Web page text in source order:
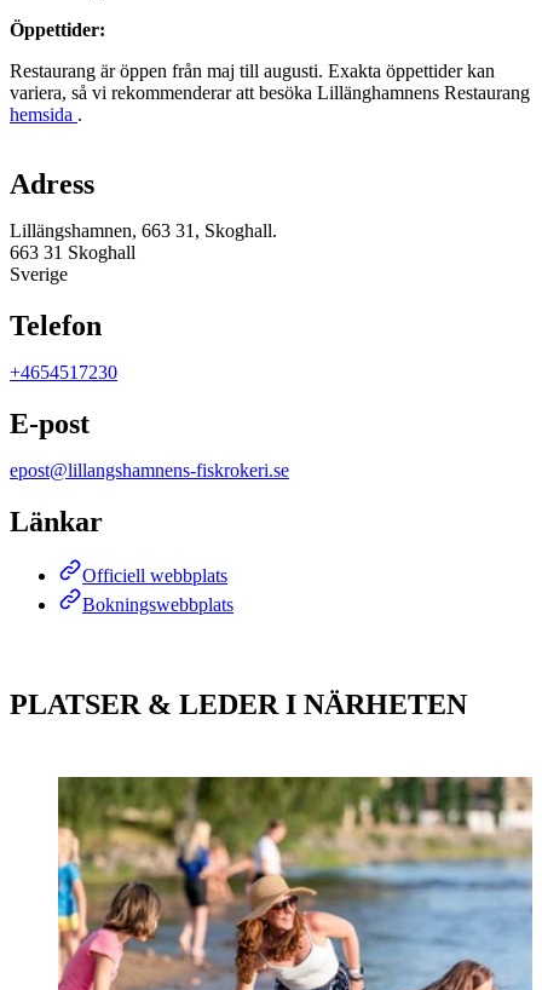
Öppettider:
Restaurang är öppen från maj till augusti. Exakta öppettider kan
variera, så vi rekommenderar att besöka Lillänghamnens Restaurang
hemsida .
Adress
Lillängshamnen, 663 31, Skoghall.
663 31 Skoghall
Sverige
Telefon
+4654517230
E-post
epost@lillangshamnens-fiskrokeri.se
Länkar
Officiell webbplats
Bokningswebbplats
PLATSER & LEDER I NÄRHETEN